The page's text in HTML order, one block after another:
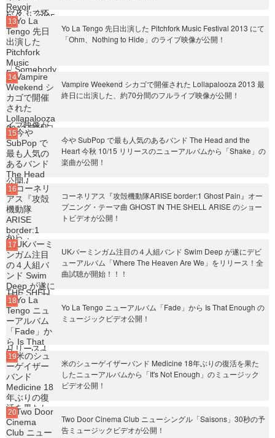
Yo La Tengo 先日出演した Pitchfork Music Festival 2013 にて
「Ohm、Nothing to Hide」のライブ映像が公開！
Vampire Weekend シカゴで開催された Lollapalooza 2013 最
終日に出演した、約70分間のフルライブ映像が公開！
今や SubPop で最も人気のあるバンド The Head and the
Heart 今秋 10/15 リリースのニューアルバムから「Shake」の
楽曲が公開！
コーネリアス『攻殻機動隊ARISE border:1 Ghost Pain』オー
プニング・テーマ曲 GHOST IN THE SHELL ARISE のショー
トビデオが公開！
UKバーミンガム注目の４人組バンド Swim Deep が遂にデビ
ューアルバム「Where The Heaven Are We」をリリース！全
曲試聴が開始！！！
Yo La Tengo ニューアルバム「Fade」から Is That Enough の
ミュージックビデオ公開！
米のシューゲイザーバンド Medicine 18年ぶりの復活を果た
したニューアルバムから「It's Not Enough」のミュージック
ビデオ公開！
Two Door Cinema Club ニューシングル「Saisons」30秒の予
告ミュージックビデオが公開！